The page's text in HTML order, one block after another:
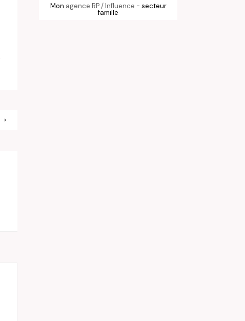
Mon agence RP / Influence - secteur
famille